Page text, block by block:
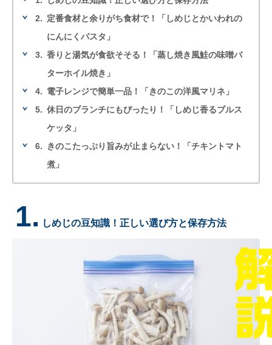
2. 定番食材と余りがち食材で！「しめじとかいわれの
にんにくパスタ」
3. 香りと湯気が食欲そそる！「蒸し焼き風鮭の味噌バ
ターホイル焼き」
4. 電子レンジで簡単一品！「きのこの洋風マリネ」
5. 休日のブランチにもぴったり！「しめじ香るブルス
ケッタ」
6.
きのこたっぷり旨みが止まらない！「チキントマト
煮」
1. しめじの豆知識！正しい選び方と保存方法